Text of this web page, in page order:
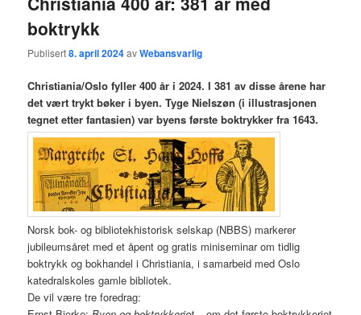
boktrykk
Publisert8. april 2024avWebansvarlig
Christiania/Oslo fyller 400 år i 2024. I 381 av disse årene har
det vært trykt bøker i byen. Tyge Nielszøn (i illustrasjonen
tegnet etter fantasien) var byens første boktrykker fra 1643.
Norsk bok- og bibliotekhistorisk selskap (NBBS) markerer
jubileumsåret med et åpent og gratis miniseminar om tidlig
boktrykk og bokhandel i Christiania, i samarbeid med Oslo
katedralskoles gamle bibliotek.
De vil være tre foredrag: